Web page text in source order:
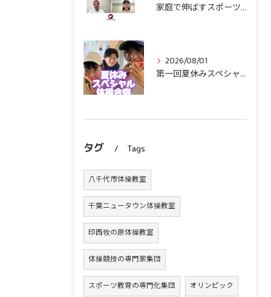
家庭で伸ばすスポーツキッズ『コーチから見て伸びやすい子』の育て方
2026/08/01
第一回夏休みスペシャル体操合宿終了！
タグ Tags
八千代市体操教室
千葉ニュータウン体操教室
印西牧の原体操教室
体操競技の専門家集団
スポーツ教育の専門化集団 オリンピック